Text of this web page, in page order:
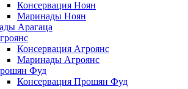
Консервация Ноян
Маринады Ноян
Арагаца
Консервация Агроянс
Маринады Агроянс
Фуд
Консервация Прошян Фуд